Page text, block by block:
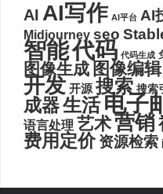
AI AI写作 AI平台 AI
Midjourney seo
智能代码 代码生成
图像生成 图像编辑
开发 开源 搜索 搜索
成器生活电子
语言处理 艺术营销
费用定价 资源检索